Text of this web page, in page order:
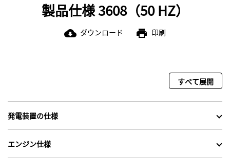
製品仕様 3608（50 HZ）
cloud_download ダウンロード print 印刷
すべて展開
発電装置の仕様
エンジン仕様